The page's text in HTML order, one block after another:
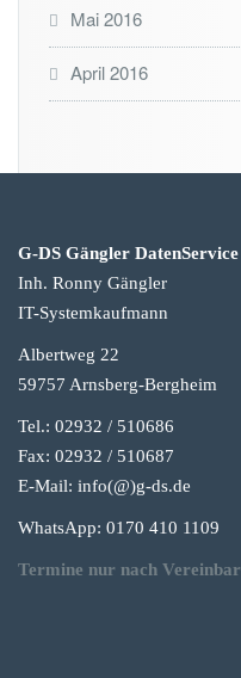
Mai 2016
April 2016
G-DS Gängler DatenService
Inh. Ronny Gängler
IT-Systemkaufmann
Albertweg 22
59757 Arnsberg-Bergheim
Tel.: 02932 / 510686
Fax: 02932 / 510687
E-Mail: info(@)g-ds.de
WhatsApp: 0170 410 1109
Termine nur nach